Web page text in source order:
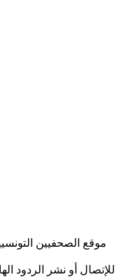
موقع الصحفيين